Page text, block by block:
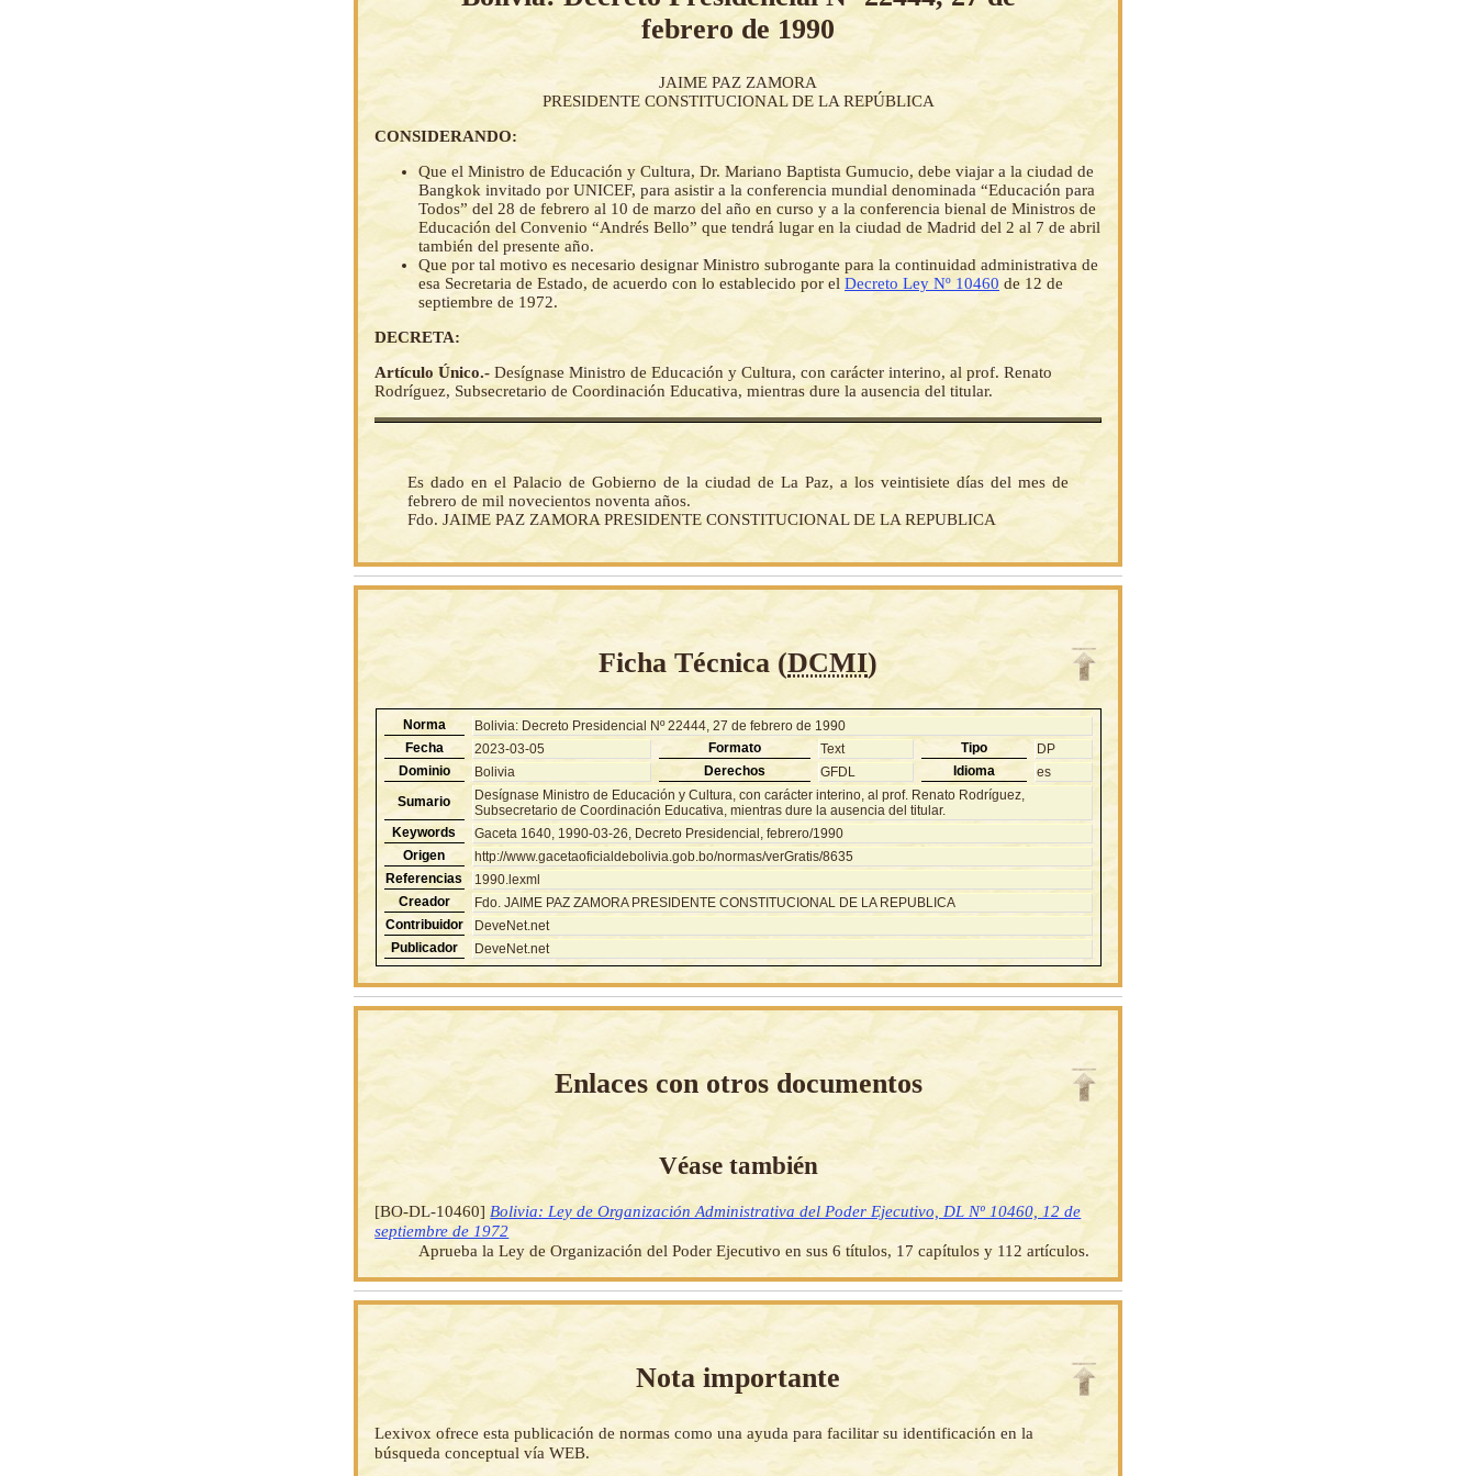
febrero de 1990
JAIME PAZ ZAMORA
PRESIDENTE CONSTITUCIONAL DE LA REPÚBLICA
CONSIDERANDO:
Que el Ministro de Educación y Cultura, Dr. Mariano Baptista Gumucio, debe viajar a la ciudad de
Bangkok invitado por UNICEF, para asistir a la conferencia mundial denominada “Educación para
Todos” del 28 de febrero al 10 de marzo del año en curso y a la conferencia bienal de Ministros de
Educación del Convenio “Andrés Bello” que tendrá lugar en la ciudad de Madrid del 2 al 7 de abril
también del presente año.
Que por tal motivo es necesario designar Ministro subrogante para la continuidad administrativa de
esa Secretaria de Estado, de acuerdo con lo establecido por el Decreto Ley Nº 10460 de 12 de
septiembre de 1972.
DECRETA:
Artículo Único.- Desígnase Ministro de Educación y Cultura, con carácter interino, al prof. Renato
Rodríguez, Subsecretario de Coordinación Educativa, mientras dure la ausencia del titular.
Es dado en el Palacio de Gobierno de la ciudad de La Paz, a los veintisiete días del mes de
febrero de mil novecientos noventa años.
Fdo. JAIME PAZ ZAMORA PRESIDENTE CONSTITUCIONAL DE LA REPUBLICA
Ficha Técnica (DCMI)
Norma
Bolivia: Decreto Presidencial Nº 22444, 27 de febrero de 1990
Fecha
2023-03-05 Formato Text Tipo
DP
Dominio
Bolivia Derechos GFDL Idioma
es
Sumario
Desígnase Ministro de Educación y Cultura, con carácter interino, al prof. Renato Rodríguez,
Subsecretario de Coordinación Educativa, mientras dure la ausencia del titular.
Keywords
Gaceta 1640, 1990-03-26, Decreto Presidencial, febrero/1990
Origen
http://www.gacetaoficialdebolivia.gob.bo/normas/verGratis/8635
Referencias
1990.lexml
Creador
Fdo. JAIME PAZ ZAMORA PRESIDENTE CONSTITUCIONAL DE LA REPUBLICA
Contribuidor
DeveNet.net
Publicador
DeveNet.net
Enlaces con otros documentos
Véase también
[BO-DL-10460] Bolivia: Ley de Organización Administrativa del Poder Ejecutivo, DL Nº 10460, 12 de
septiembre de 1972
Aprueba la Ley de Organización del Poder Ejecutivo en sus 6 títulos, 17 capítulos y 112 artículos.
Nota importante
Lexivox ofrece esta publicación de normas como una ayuda para facilitar su identificación en la
búsqueda conceptual vía WEB.